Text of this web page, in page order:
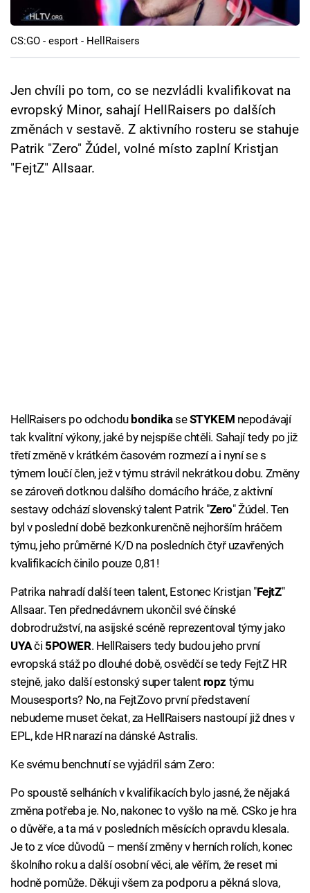
Cool Esport
Pořady
TV Program
Sledujte prima+
CS:GO - esport - HellRaisers
Jen chvíli po tom, co se nezvládli kvalifikovat na
evropský Minor, sahají HellRaisers po dalších
změnách v sestavě. Z aktivního rosteru se stahuje
Patrik "Zero" Žúdel, volné místo zaplní Kristjan
"FejtZ" Allsaar.
HellRaisers po odchodu bondikaseSTYKEM nepodávají
tak kvalitní výkony, jaké by nejspíše chtěli. Sahají tedy po již
třetí změně v krátkém časovém rozmezí a i nyní se s
týmem loučí člen, jež v týmu strávil nekrátkou dobu. Změny
se zároveň dotknou dalšího domácího hráče, z aktivní
sestavy odchází slovenský talent Patrik "Zero" Žúdel. Ten
byl v poslední době bezkonkurenčně nejhorším hráčem
týmu, jeho průměrné K/D na posledních čtyř uzavřených
kvalifikacích činilo pouze 0,81!
Patrika nahradí další teen talent, Estonec Kristjan "FejtZ"
Allsaar. Ten přednedávnem ukončil své čínské
dobrodružství, na asijské scéně reprezentoval týmy jako
UYAči 5POWER. HellRaisers tedy budou jeho první
evropská stáž po dlouhé době, osvědčí se tedy FejtZ HR
stejně, jako další estonský super talent ropz týmu
Mousesports? No, na FejtZovo první představení
nebudeme muset čekat, za HellRaisers nastoupí již dnes v
EPL, kde HR narazí na dánské Astralis.
Ke svému benchnutí se vyjádřil sám Zero:
Po spoustě selháních v kvalifikacích bylo jasné, že nějaká
změna potřeba je. No, nakonec to vyšlo na mě. CSko je hra
o důvěře, a ta má v posledních měsících opravdu klesala.
Je to z více důvodů – menší změny v herních rolích, konec
školního roku a další osobní věci, ale věřím, že reset mi
hodně pomůže. Děkuji všem za podporu a pěkná slova,